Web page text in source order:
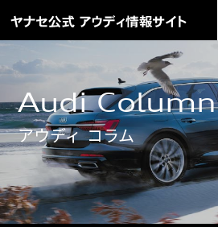
Audi Column
アウディ コラム